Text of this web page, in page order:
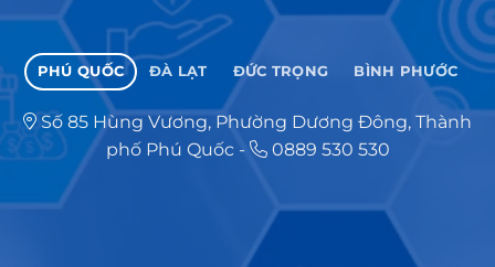
PHÚ QUỐC ĐÀ LẠT ĐỨC TRỌNG BÌNH PHƯỚC
Số 85 Hùng Vương, Phường Dương Đông, Thành
phố Phú Quốc- 0889 530 530